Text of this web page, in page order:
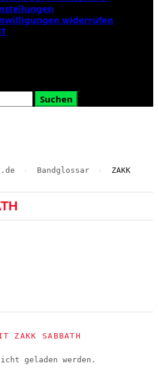
widerrufen
› Bandglossar ›
ZAKK
ZAKK SABBATH
geladen werden.